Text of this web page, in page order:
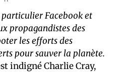
Facebook et
propagandistes des
les efforts des
pour sauver la planète.
indigné Charlie Cray,